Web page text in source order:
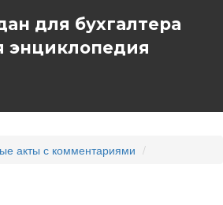
для бухгалтера
энциклопедия
акты с комментариями